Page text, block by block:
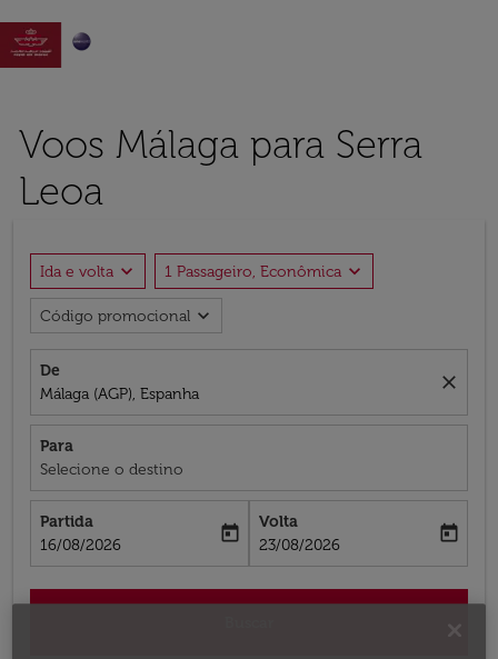

Voos Málaga para Serra
Leoa
Ida e volta expand_more 1 Passageiro, Econômica expand_more
Código promocional expand_more
De
Málaga (AGP), Espanha
close
Para
Selecione o destino
Partida
fc-booking-departure-date-aria-label
16/08/2026
today
Volta
fc-booking-return-date-aria-label
23/08/2026
today